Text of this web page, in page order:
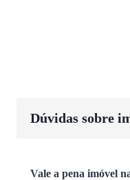
Dúvidas sobre
Vale a pena imóvel